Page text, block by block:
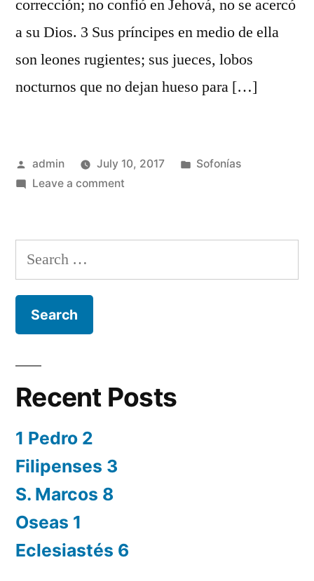
corrección; no confió en Jehová, no se acercó
a su Dios. 3 Sus príncipes en medio de ella
son leones rugientes; sus jueces, lobos
nocturnos que no dejan hueso para […]
Posted
by
admin July 10, 2017
Posted
Sofonías
Leave a commenton
Search
for:
Recent Posts
1 Pedro 2
Filipenses 3
S. Marcos 8
Oseas 1
Eclesiastés 6